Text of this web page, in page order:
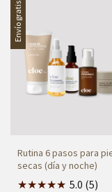
Envío gratis
Rutina 6 pasos para
secas (día y noche)
★★★★★ 5.0 (5)